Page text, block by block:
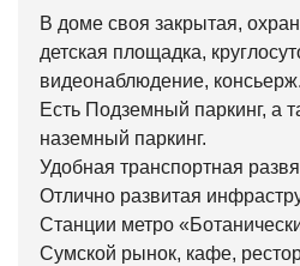
В доме своя закрытая,
детская площадка,
видеонаблюдение, консьерж.
Есть Подземный паркинг, а
наземный паркинг.
Удобная транспортная
Отлично развитая
Станции метро
Сумской рынок, кафе,